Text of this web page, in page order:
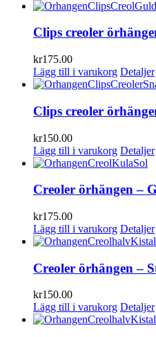
Clips creoler
kr175.00
Lägg till i varukorg Detaljer
Clips creoler
kr150.00
Lägg till i varukorg Detaljer
Creoler örhängen –
kr175.00
Lägg till i varukorg Detaljer
Creoler örhängen –
kr150.00
Lägg till i varukorg Detaljer